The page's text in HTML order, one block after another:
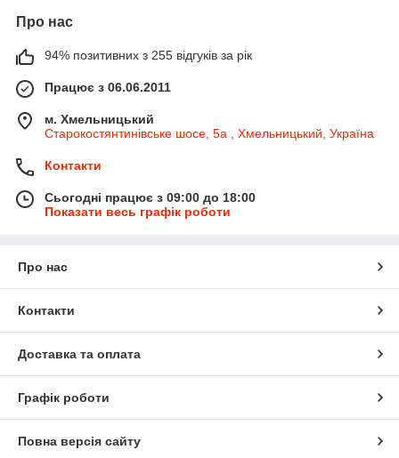
Про нас
94% позитивних з 255 відгуків за рік
Працює з 06.06.2011
м. Хмельницький
Старокостянтинівське шосе, 5а , Хмельницький, Україна
Контакти
Сьогодні працює з 09:00 до 18:00
Показати весь графік роботи
Про нас
Контакти
Доставка та оплата
Графік роботи
Повна версія сайту